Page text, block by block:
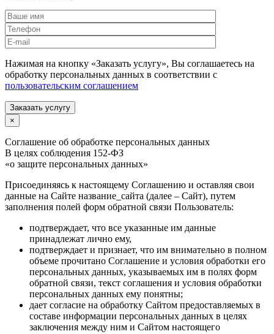
Нажимая на кнопку «Заказать услугу», Вы соглашаетесь на
обработку персональных данных в соответствии с
пользовательским соглашением
Заказать услугу
×
Соглашение об обработке персональных данных
В целях соблюдения 152-ФЗ
«о защите персональных данных»
Присоединяясь к настоящему Соглашению и оставляя свои
данные на Сайте название_сайта (далее – Сайт), путем
заполнения полей форм обратной связи Пользователь:
подтверждает, что все указанные им данные
принадлежат лично ему,
подтверждает и признает, что им внимательно в полном
объеме прочитано Соглашение и условия обработки его
персональных данных, указываемых им в полях форм
обратной связи, текст соглашения и условия обработки
персональных данных ему понятны;
дает согласие на обработку Сайтом предоставляемых в
составе информации персональных данных в целях
заключения между ним и Сайтом настоящего